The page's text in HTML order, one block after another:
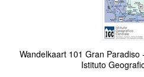
Wandelkaart 101 Gran
Istituto